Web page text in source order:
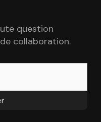
question
collaboration.